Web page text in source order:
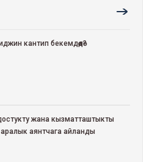
кантип бекемдөөдө?
жана кызматташтыкты
аянтчага айланды